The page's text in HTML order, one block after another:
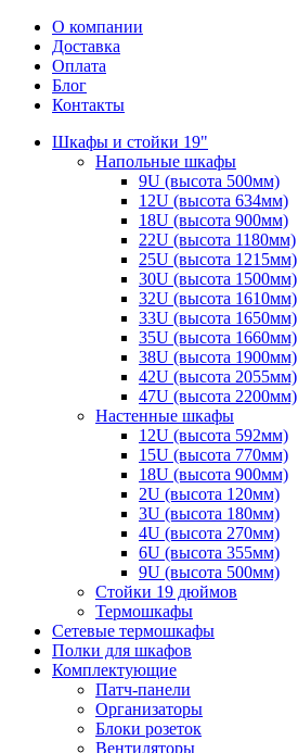
О компании
Доставка
Оплата
Блог
Контакты
Шкафы и стойки 19"
Напольные шкафы
9U (высота 500мм)
12U (высота 634мм)
18U (высота 900мм)
22U (высота 1180мм)
25U (высота 1215мм)
30U (высота 1500мм)
32U (высота 1610мм)
33U (высота 1650мм)
35U (высота 1660мм)
38U (высота 1900мм)
42U (высота 2055мм)
47U (высота 2200мм)
Настенные шкафы
12U (высота 592мм)
15U (высота 770мм)
18U (высота 900мм)
2U (высота 120мм)
3U (высота 180мм)
4U (высота 270мм)
6U (высота 355мм)
9U (высота 500мм)
Стойки 19 дюймов
Термошкафы
Сетевые термошкафы
Полки для шкафов
Комплектующие
Патч-панели
Организаторы
Блоки розеток
Вентиляторы